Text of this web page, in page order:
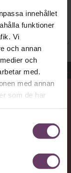
innehållet
funktioner
Vi
och annan
och
med.
med annan
som de har
Södertörns
svenska
i statsvetenskap.